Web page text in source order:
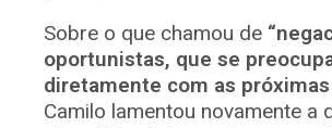
Sobre o que chamou de
oportunistas, que se
diretamente com as
Camilo lamentou novamente a